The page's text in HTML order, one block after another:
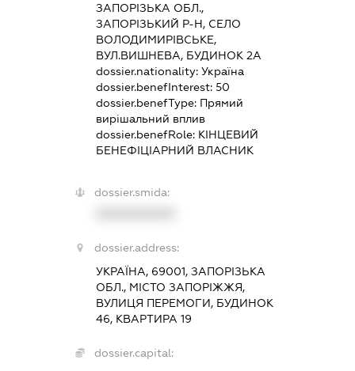
ЗАПОРІЗЬКА ОБЛ.,
ЗАПОРІЗЬКИЙ Р-Н, СЕЛО
ВОЛОДИМИРІВСЬКЕ,
ВУЛ.ВИШНЕВА, БУДИНОК 2А
dossier.nationality: Україна
dossier.benefInterest: 50
dossier.benefType: Прямий
вирішальний вплив
dossier.benefRole: КІНЦЕВИЙ
БЕНЕФІЦІАРНИЙ ВЛАСНИК
dossier.smida:
dossier.address:
УКРАЇНА, 69001, ЗАПОРІЗЬКА
ОБЛ., МІСТО ЗАПОРІЖЖЯ,
ВУЛИЦЯ ПЕРЕМОГИ, БУДИНОК
46, КВАРТИРА 19
dossier.capital: